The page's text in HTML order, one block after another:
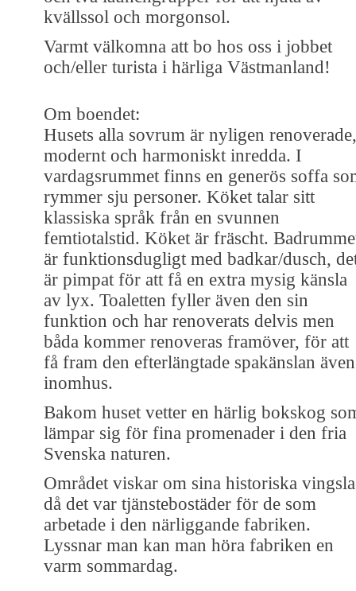
kvällssol och morgonsol.
Varmt välkomna att bo hos oss i jobbet
och/eller turista i härliga Västmanland!
Om boendet:
Husets alla sovrum är nyligen renoverade,
modernt och harmoniskt inredda. I
vardagsrummet finns en generös soffa
rymmer sju personer. Köket talar sitt
klassiska språk från en svunnen
femtiotalstid. Köket är fräscht.
är funktionsdugligt med badkar/dusch,
är pimpat för att få en extra mysig känsla
av lyx. Toaletten fyller även den sin
funktion och har renoverats delvis men
båda kommer renoveras framöver, för att
få fram den efterlängtade spakänslan även
inomhus.
Bakom huset vetter en härlig bokskog
lämpar sig för fina promenader i den fria
Svenska naturen.
Området viskar om sina historiska
då det var tjänstebostäder för de som
arbetade i den närliggande fabriken.
Lyssnar man kan man höra fabriken en
varm sommardag.